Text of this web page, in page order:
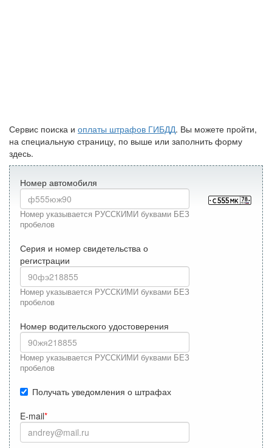
Сервис поиска и оплаты штрафов ГИБДД. Вы можете пройти,
на специальную страницу, по выше или заполнить форму
здесь.
Номер автомобиля
Номер указывается РУССКИМИ буквами БЕЗ
пробелов
Серия и номер свидетельства о
регистрации
Номер указывается РУССКИМИ буквами БЕЗ
пробелов
Номер водительского удостоверения
Номер указывается РУССКИМИ буквами БЕЗ
пробелов
Получать уведомления о штрафах
E-mail